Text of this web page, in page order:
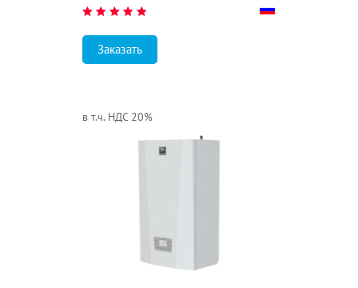
Заказать
в т.ч. НДС 20%